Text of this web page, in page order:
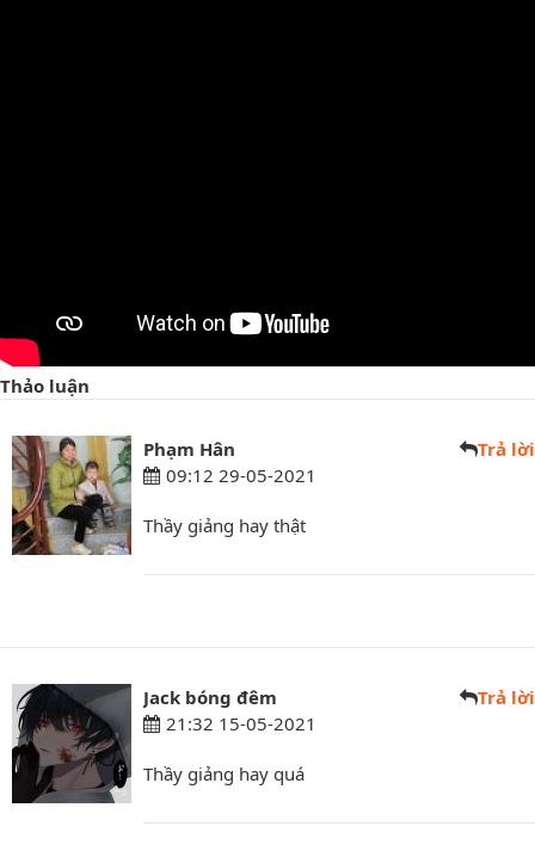
Thảo luận
Phạm Hân
Trả lời
09:12 29-05-2021
Thầy giảng hay thật
Jack bóng đêm
Trả lời
21:32 15-05-2021
Thầy giảng hay quá